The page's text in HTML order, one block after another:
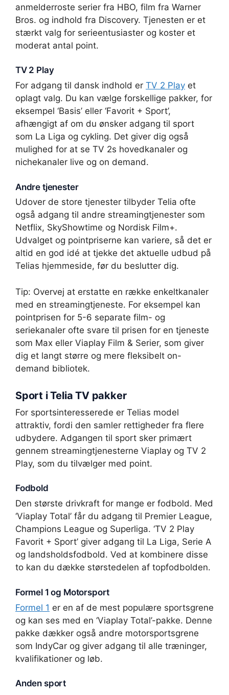
anmelderroste serier fra HBO, film fra Warner
Bros. og indhold fra Discovery. Tjenesten er et
stærkt valg for serieentusiaster og koster et
moderat antal point.
TV 2 Play
For adgang til dansk indhold er TV 2 Play et
oplagt valg. Du kan vælge forskellige pakker, for
eksempel ‘Basis’ eller ‘Favorit + Sport’,
afhængigt af om du ønsker adgang til sport
som La Liga og cykling. Det giver dig også
mulighed for at se TV 2s hovedkanaler og
nichekanaler live og on demand.
Andre tjenester
Udover de store tjenester tilbyder Telia ofte
også adgang til andre streamingtjenester som
Netflix, SkyShowtime og Nordisk Film+.
Udvalget og pointpriserne kan variere, så det er
altid en god idé at tjekke det aktuelle udbud på
Telias hjemmeside, før du beslutter dig.
Tip: Overvej at erstatte en række enkeltkanaler
med en streamingtjeneste. For eksempel kan
pointprisen for 5-6 separate film- og
seriekanaler ofte svare til prisen for en tjeneste
som Max eller Viaplay Film & Serier, som giver
dig et langt større og mere fleksibelt on-
demand bibliotek.
Sport i Telia TV pakker
For sportsinteresserede er Telias model
attraktiv, fordi den samler rettigheder fra flere
udbydere. Adgangen til sport sker primært
gennem streamingtjenesterne Viaplay og TV 2
Play, som du tilvælger med point.
Fodbold
Den største drivkraft for mange er fodbold. Med
‘Viaplay Total’ får du adgang til Premier League,
Champions League og Superliga. ‘TV 2 Play
Favorit + Sport’ giver adgang til La Liga, Serie A
og landsholdsfodbold. Ved at kombinere disse
to kan du dække størstedelen af topfodbolden.
Formel 1 og Motorsport
Formel 1 er en af de mest populære sportsgrene
og kan ses med en ‘Viaplay Total’-pakke. Denne
pakke dækker også andre motorsportsgrene
som IndyCar og giver adgang til alle træninger,
kvalifikationer og løb.
Anden sport